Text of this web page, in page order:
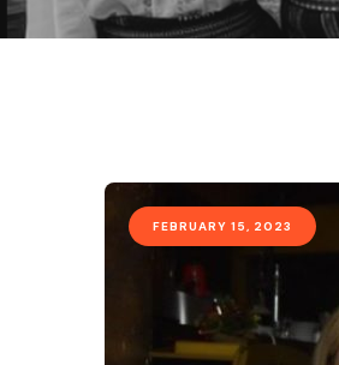
FEBRUARY 15, 2023